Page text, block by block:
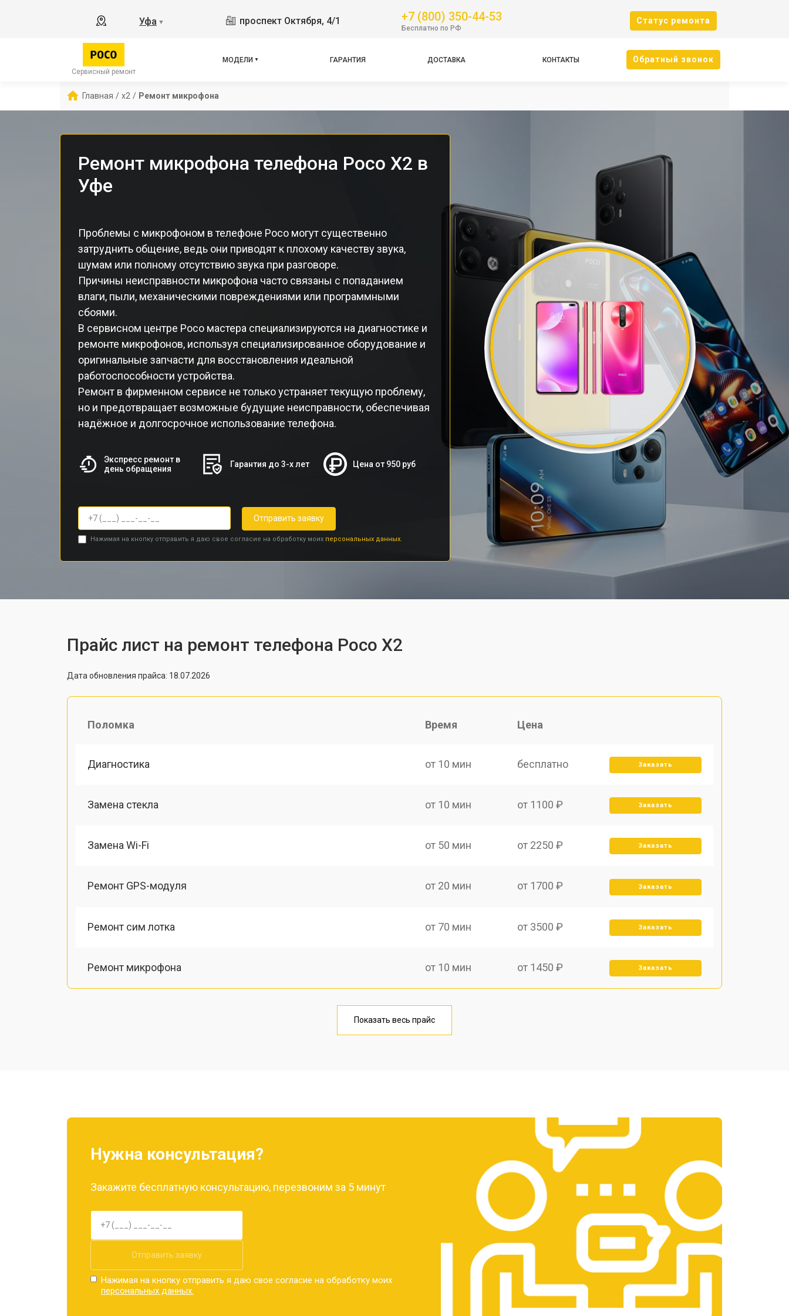
Уфа ▼ проспект Октября, 4/1 +7 (800) 350-44-53
Бесплатно по РФ
Cтатус ремонта
Сервисный ремонт
МОДЕЛИ
X3 GT
X3 Pro
ГАРАНТИЯ ДОСТАВКА КОНТАКТЫ Oбратный звонок
Главная / x2 / Ремонт микрофона
Ремонт микрофона телефона Poco X2 в
Уфе
Проблемы с микрофоном в телефоне Poco могут существенно
затруднить общение, ведь они приводят к плохому качеству звука,
шумам или полному отсутствию звука при разговоре.
Причины неисправности микрофона часто связаны с попаданием
влаги, пыли, механическими повреждениями или программными
сбоями.
В сервисном центре Poco мастера специализируются на диагностике и
ремонте микрофонов, используя специализированное оборудование и
оригинальные запчасти для восстановления идеальной
работоспособности устройства.
Ремонт в фирменном сервисе не только устраняет текущую проблему,
но и предотвращает возможные будущие неисправности, обеспечивая
надёжное и долгосрочное использование телефона.
Экспресс ремонт в
день обращения
Гарантия до 3-х лет Цена от 950 руб
Отправить заявку
Нажимая на кнопку отправить я даю свое согласие на обработку моих персональных данных.
Прайс лист на ремонт телефона Poco X2
Дата обновления прайса: 18.07.2026
Поломка Время Цена
Диагностика от 10 мин бесплатно Заказать
Замена стекла от 10 мин от 1100 ₽ Заказать
Замена Wi-Fi от 50 мин от 2250 ₽ Заказать
Ремонт GPS-модуля от 20 мин от 1700 ₽ Заказать
Ремонт сим лотка от 70 мин от 3500 ₽ Заказать
Ремонт микрофона от 10 мин от 1450 ₽ Заказать
от 40 мин
от 3300 ₽
от 1400 ₽ Заказать
Замена дисплея (экрана) от 2700 ₽ Заказать
Замена аккумулятора от 950 ₽ Заказать
Замена кнопки включения от 1750 ₽
Показать весь прайс
Нужна консультация?
Закажите бесплатную консультацию, перезвоним за 5 минут
Отправить заявку
Нажимая на кнопку отправить я даю свое согласие на обработку моих
персональных данных.